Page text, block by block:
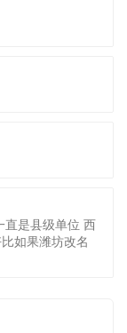
直是县级单位 西
如果潍坊改名